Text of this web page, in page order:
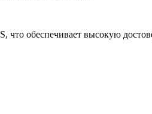
обеспечивает высокую